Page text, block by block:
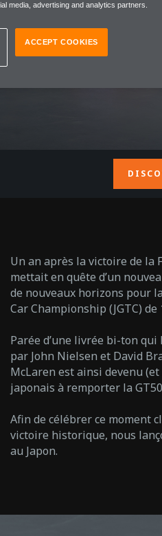
Un an après la victoire de la
mettait en quête d’un
de nouveaux horizons pour
Car Championship (JGTC) de
Parée d’une livrée bi-ton
par John Nielsen et David
McLaren est ainsi devenu
japonais à remporter la
Afin de célébrer ce moment
victoire historique, nous
au Japon.
media, advertising and analytics partners.
ACCEPT COOKIES